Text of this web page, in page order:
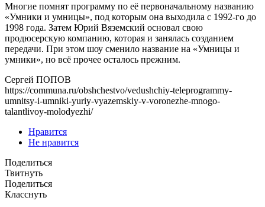
Многие помнят программу по её первоначальному названию
«Умники и умницы», под которым она выходила с 1992-го до
1998 года. Затем Юрий Вяземский основал свою
продюсерскую компанию, которая и занялась созданием
передачи. При этом шоу сменило название на «Умницы и
умники», но всё прочее осталось прежним.
Сергей ПОПОВ
https://communa.ru/obshchestvo/vedushchiy-teleprogrammy-
umnitsy-i-umniki-yuriy-vyazemskiy-v-voronezhe-mnogo-
talantlivoy-molodyezhi/
Нравится
Не нравится
Поделиться
Твитнуть
Поделиться
Класснуть